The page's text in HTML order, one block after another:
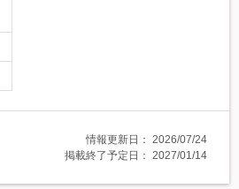
情報更新日： 2026/07/24
掲載終了予定日： 2027/01/14